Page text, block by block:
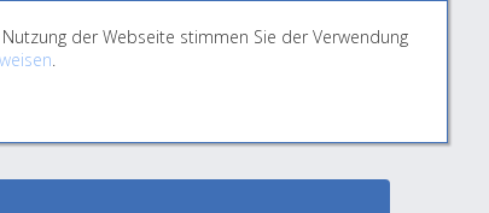
der Webseite stimmen Sie der Verwendung
.